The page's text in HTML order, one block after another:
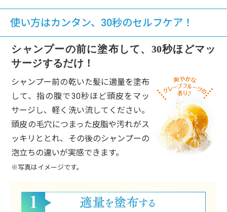
使い方はカンタン、30秒のセルフケア！
シャンプーの前に塗布して、30秒ほどマッ
サージするだけ！
シャンプー前の乾いた髪に適量を塗布
して、指の腹で30秒ほど頭皮をマッ
サージし、軽く洗い流してください。
頭皮の毛穴につまった皮脂や汚れがス
ッキリととれ、その後のシャンプーの
泡立ちの違いが実感できます。
※写真はイメージです。